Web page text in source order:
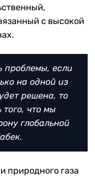
с высокой
если
на одной из
решена, то
того, что мы
глобальной
природного газа